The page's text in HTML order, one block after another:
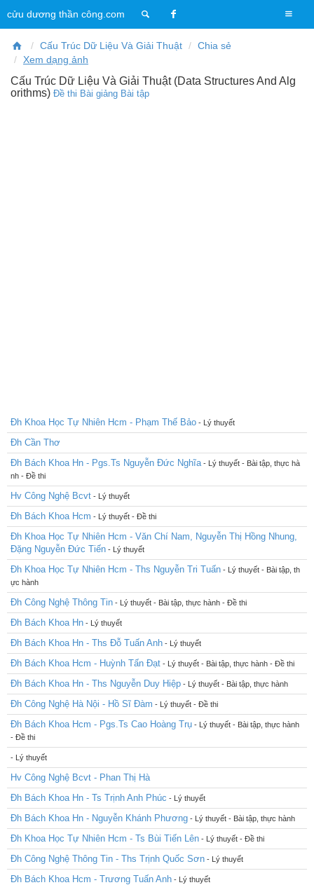
T
o
e
cửu dương thần công.com
Cấu Trúc Dữ Liệu Và Giải Thuật
Chia sẻ
Xem dạng ảnh
Cấu Trúc Dữ Liệu Và Giải Thuật (Data Structures And Alg
orithms) Đề thi Bài giảng Bài tập
Đh Khoa Học Tự Nhiên Hcm - Phạm Thế Bảo - Lý thuyết
Đh Cần Thơ
Đh Bách Khoa Hn - Pgs.Ts Nguyễn Đức Nghĩa - Lý thuyết - Bài tập, thực hà
nh - Đề thi
Hv Công Nghệ Bcvt - Lý thuyết
Đh Bách Khoa Hcm - Lý thuyết - Đề thi
Đh Khoa Học Tự Nhiên Hcm - Văn Chí Nam, Nguyễn Thị Hồng Nhung,
Đặng Nguyễn Đức Tiến - Lý thuyết
Đh Khoa Học Tự Nhiên Hcm - Ths Nguyễn Tri Tuấn - Lý thuyết - Bài tập, th
ực hành
Đh Công Nghệ Thông Tin - Lý thuyết - Bài tập, thực hành - Đề thi
Đh Bách Khoa Hn - Lý thuyết
Đh Bách Khoa Hn - Ths Đỗ Tuấn Anh - Lý thuyết
Đh Bách Khoa Hcm - Huỳnh Tấn Đạt - Lý thuyết - Bài tập, thực hành - Đề thi
Đh Bách Khoa Hn - Ths Nguyễn Duy Hiệp - Lý thuyết - Bài tập, thực hành
Đh Công Nghệ Hà Nội - Hồ Sĩ Đàm - Lý thuyết - Đề thi
Đh Bách Khoa Hcm - Pgs.Ts Cao Hoàng Trụ - Lý thuyết - Bài tập, thực hành
- Đề thi
- Lý thuyết
Hv Công Nghệ Bcvt - Phan Thị Hà
Đh Bách Khoa Hn - Ts Trịnh Anh Phúc - Lý thuyết
Đh Bách Khoa Hn - Nguyễn Khánh Phương - Lý thuyết - Bài tập, thực hành
Đh Khoa Học Tự Nhiên Hcm - Ts Bùi Tiến Lên - Lý thuyết - Đề thi
Đh Công Nghệ Thông Tin - Ths Trịnh Quốc Sơn - Lý thuyết
Đh Bách Khoa Hcm - Trương Tuấn Anh - Lý thuyết